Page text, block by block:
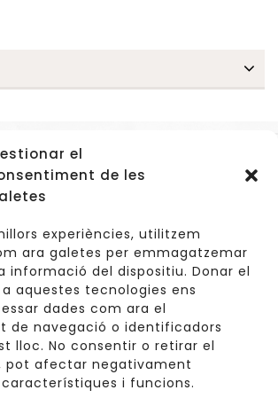
el
de les
experiències, utilitzem
ara galetes per emmagatzemar
informació del dispositiu. Donar el
aquestes tecnologies ens
dades com ara el
de navegació o identificadors
lloc. No consentir o retirar el
pot afectar negativament
i funcions.
45, 08172 Sant Cugat del Vallès
933 157 807 | 691967537
info@cuinetes.shop